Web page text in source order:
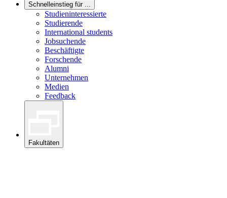
Schnelleinstieg für ...
Studieninteressierte
Studierende
International students
Jobsuchende
Beschäftigte
Forschende
Alumni
Unternehmen
Medien
Feedback
Fakultäten